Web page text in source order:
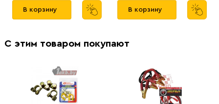
В корзину В корзину
С этим товаром покупают